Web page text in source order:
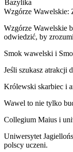
Bazylika
Wzgórze Wawelskie:
Wzgórze Wawelskie
odwiedzić, by
Smok wawelski i
Jeśli szukasz atrakcji
Królewski skarbiec i
Wawel to nie tylko
Collegium Maius i
Uniwersytet
polscy uczeni.